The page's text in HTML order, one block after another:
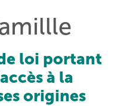
loi portant
à la
origines